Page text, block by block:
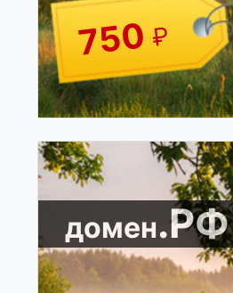
750₽
домен.РФ